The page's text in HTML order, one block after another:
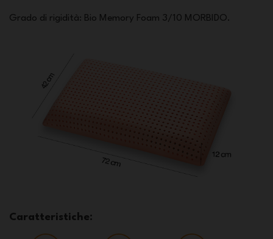
Grado di rigidità: Bio Memory Foam 3/10 MORBIDO.
Caratteristiche: